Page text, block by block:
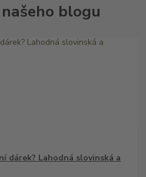
blogu
dárek? Lahodná slovinská a